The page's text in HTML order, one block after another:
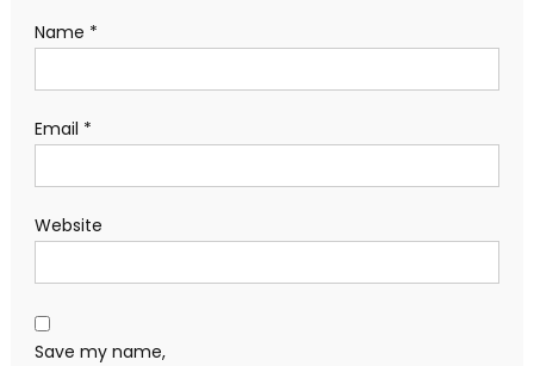
Name *
Email *
Website
Save my name,